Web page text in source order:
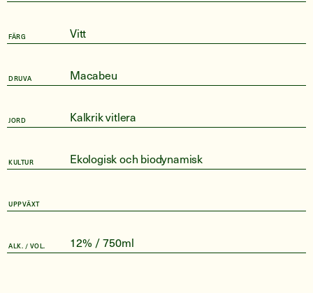
FÄRG Vitt
DRUVA Macabeu
JORD Kalkrik vitlera
KULTUR Ekologisk och biodynamisk
UPPVÄXT
ALK. / VOL. 12% / 750ml